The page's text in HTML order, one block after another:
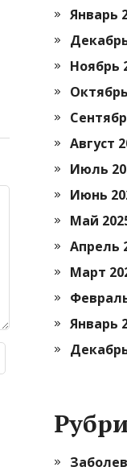
Январь
Ноябрь
Август
Июль
Июнь
Май
Апрель
Март
Январь